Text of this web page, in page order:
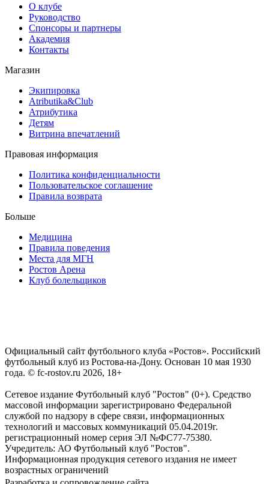
О клубе
Руководство
Спонсоры и партнеры
Академия
Контакты
Магазин
Экипировка
Atributika&Club
Атрибутика
Детям
Витрина впечатлений
Правовая информация
Политика конфиденциальности
Пользовательское соглашение
Правила возврата
Больше
Медицина
Правила поведения
Места для МГН
Ростов Арена
Клуб болельщиков
Официальный сайт футбольного клуба «Ростов». Российский
футбольный клуб из Ростова-на-Дону. Основан 10 мая 1930
года. © fc-rostov.ru 2026, 18+
Сетевое издание Футбольный клуб "Ростов" (0+). Средство
массовой информации зарегистрировано Федеральной
службой по надзору в сфере связи, информационных
технологий и массовых коммуникаций 05.04.2019г.
регистрационный номер серия ЭЛ №ФС77-75380.
Учредитель: АО Футбольный клуб "Ростов".
Информационная продукция сетевого издания не имеет
возрастных ограничений